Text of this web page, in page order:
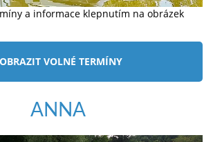
a informace klepnutím na obrázek
VOLNÉ TERMÍNY
ANNA